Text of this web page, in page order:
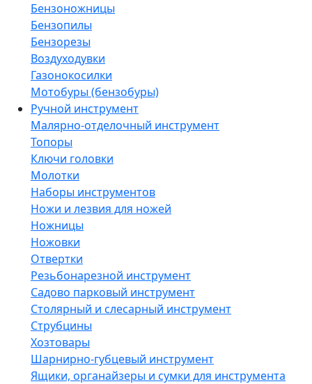
Бензоножницы
Бензопилы
Бензорезы
Воздуходувки
Газонокосилки
Мотобуры (бензобуры)
Ручной инструмент
Малярно-отделочный инструмент
Топоры
Ключи головки
Молотки
Наборы инструментов
Ножи и лезвия для ножей
Ножницы
Ножовки
Отвертки
Резьбонарезной инструмент
Садово парковый инструмент
Столярный и слесарный инструмент
Струбцины
Хозтовары
Шарнирно-губцевый инструмент
Ящики, органайзеры и сумки для инструмента